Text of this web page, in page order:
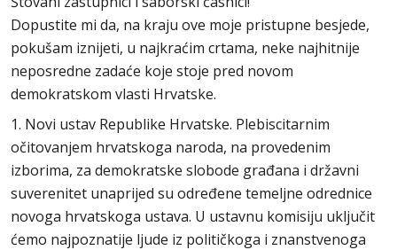
Dopustite mi da, na kraju ove moje pristupne besjede,
pokušam iznijeti, u najkraćim crtama, neke najhitnije
neposredne zadaće koje stoje pred novom
demokratskom vlasti Hrvatske.
1. Novi ustav Republike Hrvatske. Plebiscitarnim
očitovanjem hrvatskoga naroda, na provedenim
izborima, za demokratske slobode građana i državni
suverenitet unaprijed su određene temeljne odrednice
novoga hrvatskoga ustava. U ustavnu komisiju uključit
ćemo najpoznatije ljude iz političkoga i znanstvenoga